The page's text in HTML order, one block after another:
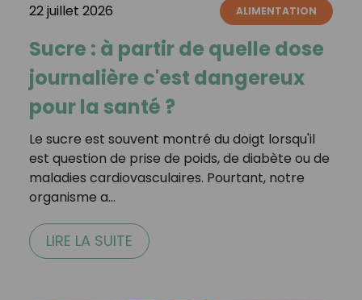
22 juillet 2026 ALIMENTATION
Sucre : à partir de quelle dose
journalière c'est dangereux
pour la santé ?
Le sucre est souvent montré du doigt lorsqu'il
est question de prise de poids, de diabète ou de
maladies cardiovasculaires. Pourtant, notre
organisme a…
LIRE LA SUITE